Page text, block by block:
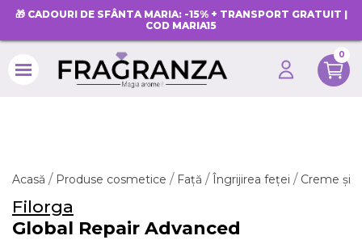
🎁 CADOURI DE SFÂNTA MARIA: -15% + TRANSPORT GRATUIT |
COD MARIA15
0
Acasă Produse cosmetice Față Îngrijirea feței Creme și
Filorga
Global Repair Advanced